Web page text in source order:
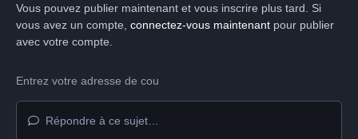
Vous pouvez publier maintenant et vous inscrire plus tard. Si
vous avez un compte, connectez-vous maintenantpour publier
avec votre compte.
Répondre à ce sujet…